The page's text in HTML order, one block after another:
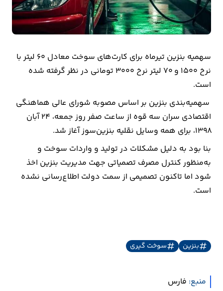
جهان
بازار
تجارت
کشاورزی
راه
و
اقتصاد
ایران
نوتیف
سهمیه بنزین تیرماه برای کارت‌های سوخت معادل ۶۰ لیتر با
نرخ ۱۵۰۰ و ۷۰ لیتر نرخ ۳۰۰۰ تومانی در نظر گرفته شده
است.
سهمیه‌بندی بنزین بر اساس مصوبه شورای عالی هماهنگی
اقتصادی سران سه قوه از ساعت صفر روز جمعه، ۲۴ آبان
‌۱۳۹۸، برای همه وسایل نقلیه بنزین‌سوز آغاز شد.
بنا بود به دلیل مشکلات در تولید و واردات سوخت و
به‌منظور کنترل مصرف تصمیاتی جهت مدیریت بنزین اخذ
شود اما تاکنون تصمیمی از سمت دولت اطلاع‌رسانی نشده
است.
بنزین سوخت گیری
منبع: فارس